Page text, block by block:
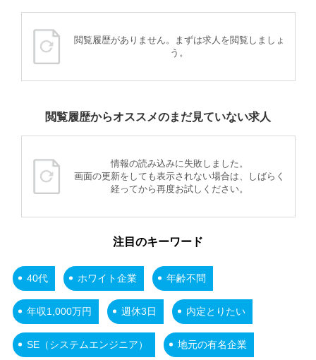
閲覧履歴がありません。まずは求人を閲覧しましょ
う。
閲覧履歴からオススメのまだ見ていない求人
情報の読み込みに失敗しました。
画面の更新をしても表示されない場合は、しばらく
経ってから再度お試しください。
注目のキーワード
40代 ホワイト企業 年齢不問
年収1,000万円 週休3日 内定とりたい
SE（システムエンジニア） 地元の有名企業